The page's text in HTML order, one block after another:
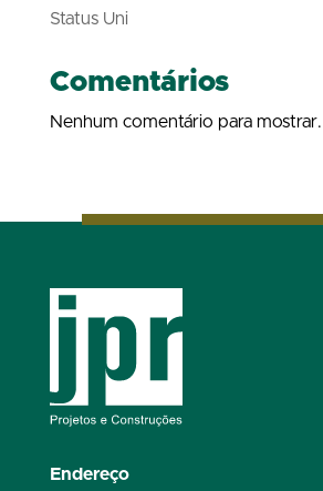
Status Uni
Comentários
Nenhum comentário para mostrar.
Endereço